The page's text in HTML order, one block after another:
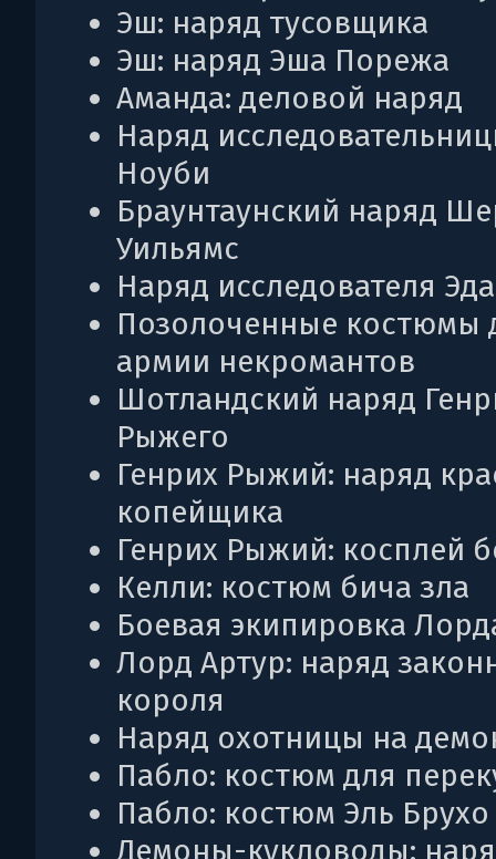
Эш: наряд тусовщика
Эш: наряд Эша Порежа
Аманда: деловой наряд
Наряд
Ноуби
Браунтаунский наряд
Уильямс
Наряд исследователя
Позолоченные костюмы
армии некромантов
Шотландский наряд
Рыжего
Генрих Рыжий: наряд
копейщика
Генрих Рыжий: косплей
Келли: костюм бича зла
Боевая экипировка
Лорд Артур: наряд
короля
Наряд охотницы на
Пабло: костюм для
Пабло: костюм Эль Брухо
Демоны-кукловоды: